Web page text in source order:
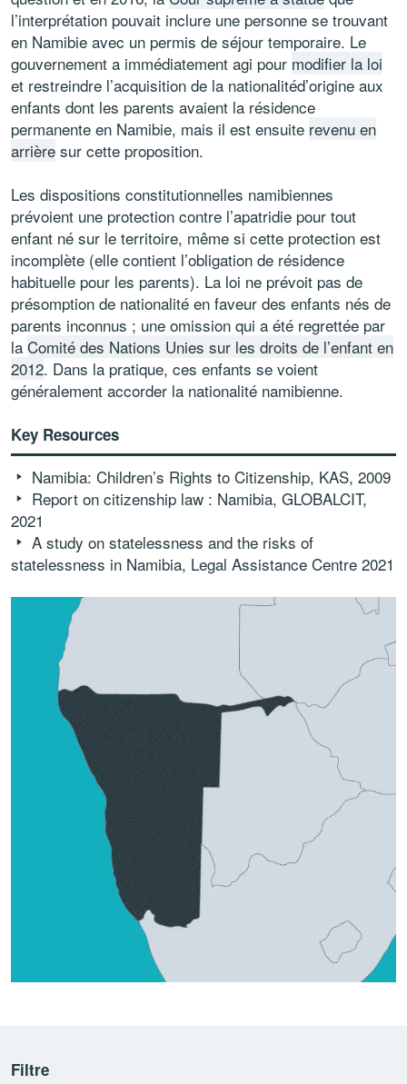
l’interprétation pouvait inclure une personne se trouvant
en Namibie avec un permis de séjour temporaire. Le
gouvernement a immédiatement agi pour modifier la loi
et restreindre l’acquisition de la nationalitéd’origine aux
enfants dont les parents avaient la résidence
permanente en Namibie, mais il est ensuite revenu en
arrière sur cette proposition.
Les dispositions constitutionnelles namibiennes
prévoient une protection contre l’apatridie pour tout
enfant né sur le territoire, même si cette protection est
incomplète (elle contient l’obligation de résidence
habituelle pour les parents). La loi ne prévoit pas de
présomption de nationalité en faveur des enfants nés de
parents inconnus ; une omission qui a été regrettée par
la Comité des Nations Unies sur les droits de l’enfant en
2012. Dans la pratique, ces enfants se voient
généralement accorder la nationalité namibienne.
Key Resources
Namibia: Children’s Rights to Citizenship, KAS, 2009
Report on citizenship law : Namibia, GLOBALCIT,
2021
A study on statelessness and the risks of
statelessness in Namibia, Legal Assistance Centre 2021
Filtre